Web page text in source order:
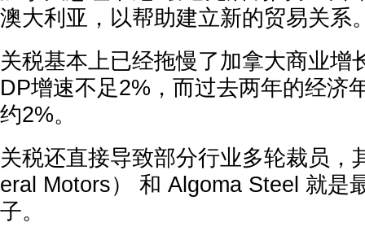
澳大利亚，以帮助建立新的贸易关系
关税基本上已经拖慢了加拿大商业增
DP增速不足2%，而过去两年的经济
约2%。
关税还直接导致部分行业多轮裁员，
eral Motors） 和 Algoma Steel 就是
子。